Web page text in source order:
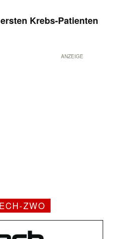
Krebs-Patienten
ANZEIGE
ZWO